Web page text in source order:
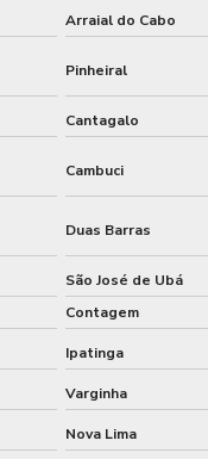
Arraial do Cabo
Pinheiral
Cantagalo
Cambuci
Duas Barras
São José de Ubá
Contagem
Ipatinga
Varginha
Nova Lima